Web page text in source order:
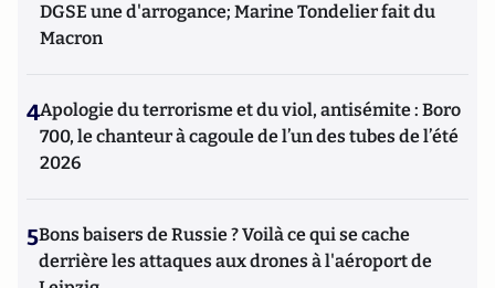
DGSE une d'arrogance; Marine Tondelier fait du
Macron
4Apologie du terrorisme et du viol, antisémite : Boro
700, le chanteur à cagoule de l’un des tubes de l’été
2026
5Bons baisers de Russie ? Voilà ce qui se cache
derrière les attaques aux drones à l'aéroport de